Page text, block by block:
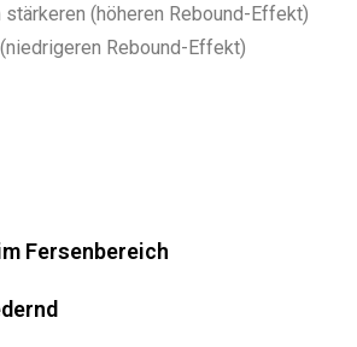
(höheren Rebound-Effekt)
Rebound-Effekt)
Fersenbereich